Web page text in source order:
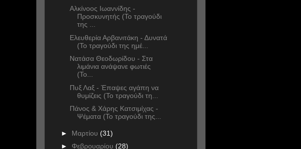
Αλκίνοος Ιωαννίδης -
Προσκυνητής (Το τραγούδι
της ...
Ελευθερία Αρβανιτάκη - Δυνατά
(Το τραγούδι της ημέ...
Νατάσα Θεοδωρίδου - Στα
λιμάνια ανάψανε φωτιές
(Το...
Πυξ Λαξ - Έπαψες αγάπη να
θυμίζεις (Το τραγούδι τη...
Πάνος & Χάρης Κατσιμίχας -
Ψέματα (Το τραγούδι της...
► Μαρτίου (31)
► Φεβρουαρίου (28)